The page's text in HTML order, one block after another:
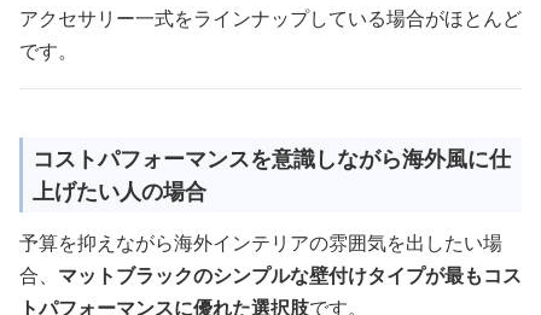
アクセサリー一式をラインナップしている場合がほとんど
です。
コストパフォーマンスを意識しながら海外風に仕
上げたい人の場合
予算を抑えながら海外インテリアの雰囲気を出したい場
合、 マットブラックのシンプルな壁付けタイプが最もコス
トパフォーマンスに優れた選択肢です。